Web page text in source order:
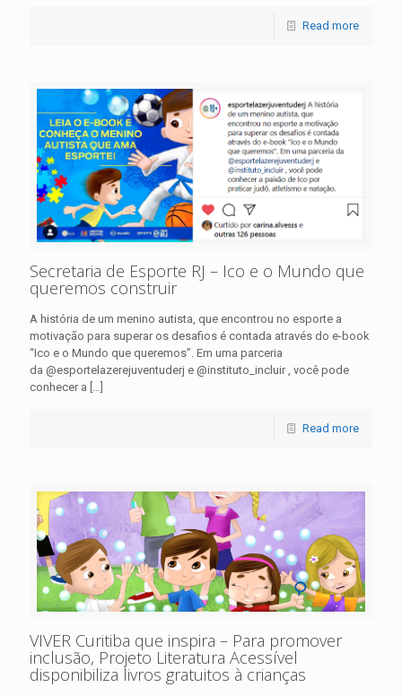
Read more
Secretaria de Esporte RJ – Ico e o Mundo que
queremos construir
A história de um menino autista, que encontrou no esporte a
motivação para superar os desafios é contada através do e-book
“Ico e o Mundo que queremos”. Em uma parceria
da @esportelazerejuventuderj e @instituto_incluir , você pode
conhecer a […]
Read more
VIVER Curitiba que inspira – Para promover
inclusão, Projeto Literatura Acessível
disponibiliza livros gratuitos à crianças